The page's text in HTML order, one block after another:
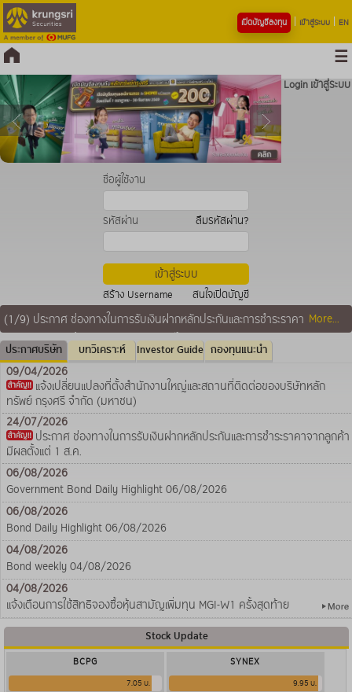
เปิดบัญชีลงทุน เข้าสู่ระบบ EN
Login เข้าสู่ระบบ
ชื่อผู้ใช้งาน
รหัสผ่าน ลืมรหัสผ่าน?
สร้าง Username สนใจเปิดบัญชี
More...
(1/9) ประกาศ ช่องทางในการรับเงินฝากหลักประกันและการชำระราคา
จากลูกค้า มีผลตั้งแต่ 1 ส.ค. 69 เป็นต้นไป
ประกาศบริษัท บทวิเคราะห์ Investor Guide กองทุนแนะนำ
09/04/2026
แจ้งเปลี่ยนแปลงที่ตั้งสำนักงานใหญ่และสถานที่ติดต่อของบริษัทหลัก
ทรัพย์ กรุงศรี จำกัด (มหาชน)
24/07/2026
ประกาศ ช่องทางในการรับเงินฝากหลักประกันและการชำระราคาจากลูกค้า
มีผลตั้งแต่ 1 ส.ค.
06/08/2026
Government Bond Daily Highlight 06/08/2026
06/08/2026
Bond Daily Highlight 06/08/2026
04/08/2026
Bond weekly 04/08/2026
04/08/2026
แจ้งเตือนการใช้สิทธิจองซื้อหุ้นสามัญเพิ่มทุน MGI-W1 ครั้งสุดท้าย
Stock Update
BCPG
7.05 บ.
SYNEX
9.95 บ.